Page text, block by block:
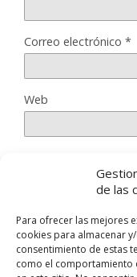
de las
Para ofrecer las mejores
cookies para almacenar
consentimiento de estas
como el comportamiento
Correo electrónico *
Web
Guarda mi nombre,
navegador para la